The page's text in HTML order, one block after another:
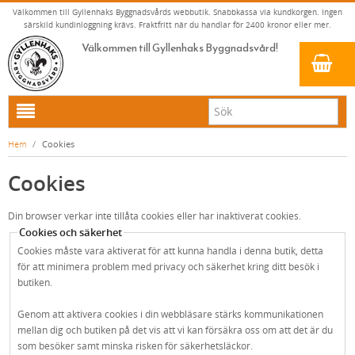
Välkommen till Gyllenhaks Byggnadsvårds webbutik. Snabbkassa via kundkorgen. Ingen
särskild kundinloggning krävs. Fraktfritt när du handlar för 2400 kronor eller mer.
Välkommen till Gyllenhaks Byggnadsvård!
HEM
LINOLJEFÄRG & SLAMFÄRG MED MERA
LINOLJEFÄRGER
VITA KULÖRER
GRÅ KULÖRER
RÖDA KULÖRER
GRÖNA KULÖRER
MATTA LINOLJEFÄRGER
FALU RÖDFÄRG (SLAMFÄRGER)
VITT
GULT/ORANGE
LACK, LASYRER, FERNISSOR & OLJOR
LINOLJESÅPA OCH MÅLARTVÄTT
KLASSISKA KLÄDER
RESISTANT WORK WEAR
STORVÄSTAR
BYXOR
JACKOR, ANORAKER OCH BUSSARONGER
BADRUM & KÖK (KRANAR & PORSLIN)
KÖKSBLANDARE
BADKARSBLANDARE
DUSCHAR OCH DUSCHBLANDARE
INNERDÖRRSHANDTAG
DÖRRHANDTAG NICKEL (INNERDÖRR)
DÖRRHANDTAG LÅNGSKYLT MÄSSING
HANDTAG YTTERDÖRR OVAL CYLINDER
HANDTAG YTTERDÖRR (ASSA 2000)
KLASSISKA SPANJOLETTHANDTAG
KLASSISKA SPANJOLETTHANDTAG
FÖNSTERBESLAG & FÖNSTERVERKTYG
Hem / Cookies
Cookies
Din browser verkar inte tillåta cookies eller har inaktiverat cookies.
Cookies och säkerhet
Cookies måste vara aktiverat för att kunna handla i denna butik, detta
för att minimera problem med privacy och säkerhet kring ditt besök i
butiken.
Genom att aktivera cookies i din webbläsare stärks kommunikationen
mellan dig och butiken på det vis att vi kan försäkra oss om att det är du
som besöker samt minska risken för säkerhetsläckor.